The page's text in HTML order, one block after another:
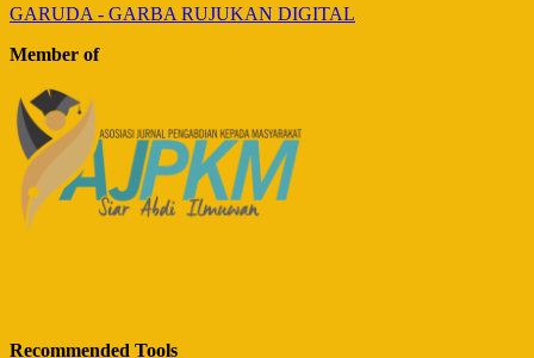
GARUDA - GARBA RUJUKAN DIGITAL
Member of
Recommended Tools